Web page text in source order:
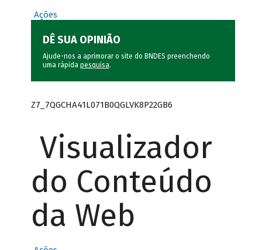
Ações
DÊ SUA OPINIÃO
Ajude-nos a aprimorar o site do BNDES preenchendo
uma rápida pesquisa.
Z7_7QGCHA41L071B0QGLVK8P22GB6
Visualizador
do Conteúdo
da Web